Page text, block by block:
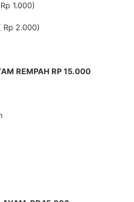
1.000)
Rp 2.000)
REMPAH RP 15.000